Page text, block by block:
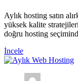
Aylık hosting satın
yüksek kalite
doğru hosting
İncele